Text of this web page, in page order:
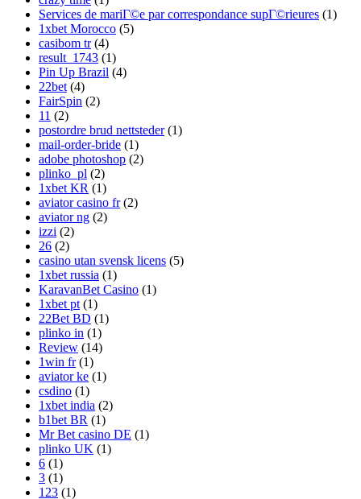
Services de mariГ©e par correspondance supГ©rieures (1)
1xbet Morocco (5)
casibom tr(4)
result_1743 (1)
Pin Up Brazil (4)
22bet (4)
FairSpin (2)
11 (2)
postordre brud nettsteder(1)
mail-order-bride (1)
adobe photoshop (2)
plinko_pl (2)
1xbet KR (1)
aviator casino fr(2)
aviator ng (2)
izzi (2)
26 (2)
casino utan svensk licens (5)
1xbet russia (1)
KaravanBet Casino (1)
1xbet pt (1)
22Bet BD (1)
plinko in (1)
Review (14)
1win fr(1)
aviator ke (1)
csdino (1)
1xbet india (2)
b1bet BR (1)
Mr Bet casino DE (1)
plinko UK (1)
6 (1)
3 (1)
123 (1)